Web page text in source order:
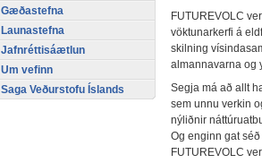
FUTUREVOLC
vöktunarkerfi á
skilning
almannavarna og
Segja má að allt
sem unnu verkin
nýliðnir
Og enginn gat
FUTUREVOLC
Gæðastefna
Launastefna
Jafnréttisáætlun
Um vefinn
Saga Veðurstofu Íslands